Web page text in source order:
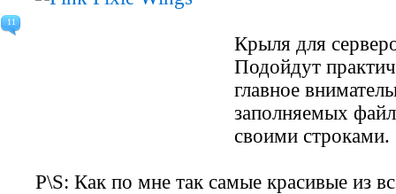
11
Крыля для
Подойдут
главное
заполняемых
своими строками.
P\S: Как по мне так самые красивые из